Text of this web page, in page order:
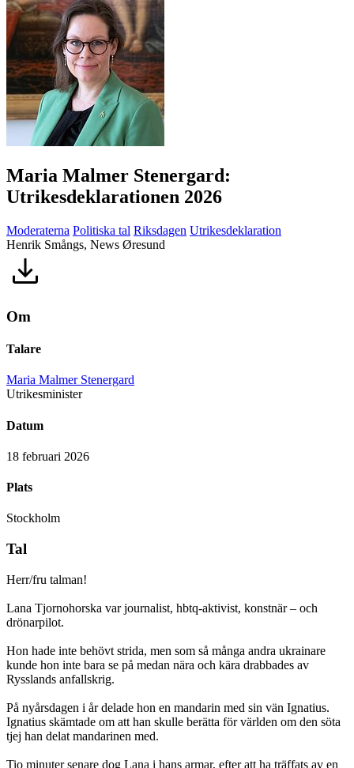
Maria Malmer Stenergard:
Utrikesdeklarationen 2026
Moderaterna Politiska tal Riksdagen Utrikesdeklaration
Henrik Smångs, News Øresund
Om
Talare
Maria Malmer Stenergard
Utrikesminister
Datum
18 februari 2026
Plats
Stockholm
Tal
Herr/fru talman!
Lana Tjornohorska var journalist, hbtq-aktivist, konstnär – och
drönarpilot.
Hon hade inte behövt strida, men som så många andra ukrainare
kunde hon inte bara se på medan nära och kära drabbades av
Rysslands anfallskrig.
På nyårsdagen i år delade hon en mandarin med sin vän Ignatius.
Ignatius skämtade om att han skulle berätta för världen om den söta
tjej han delat mandarinen med.
Tio minuter senare dog Lana i hans armar, efter att ha träffats av en